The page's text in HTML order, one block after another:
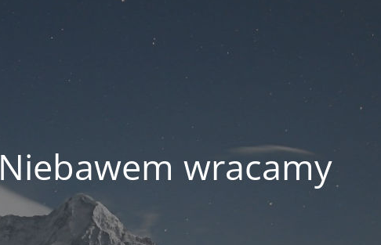
Niebawem wracamy